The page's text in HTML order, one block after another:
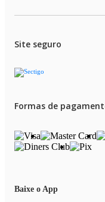
Site seguro
Formas de
Baixe o App